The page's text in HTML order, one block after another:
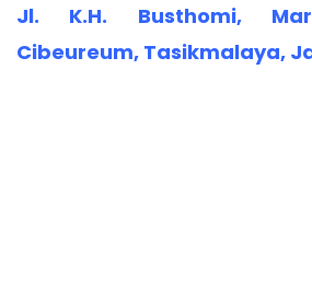
Jl. K.H. Busthomi,
Cibeureum, Tasikmalaya,